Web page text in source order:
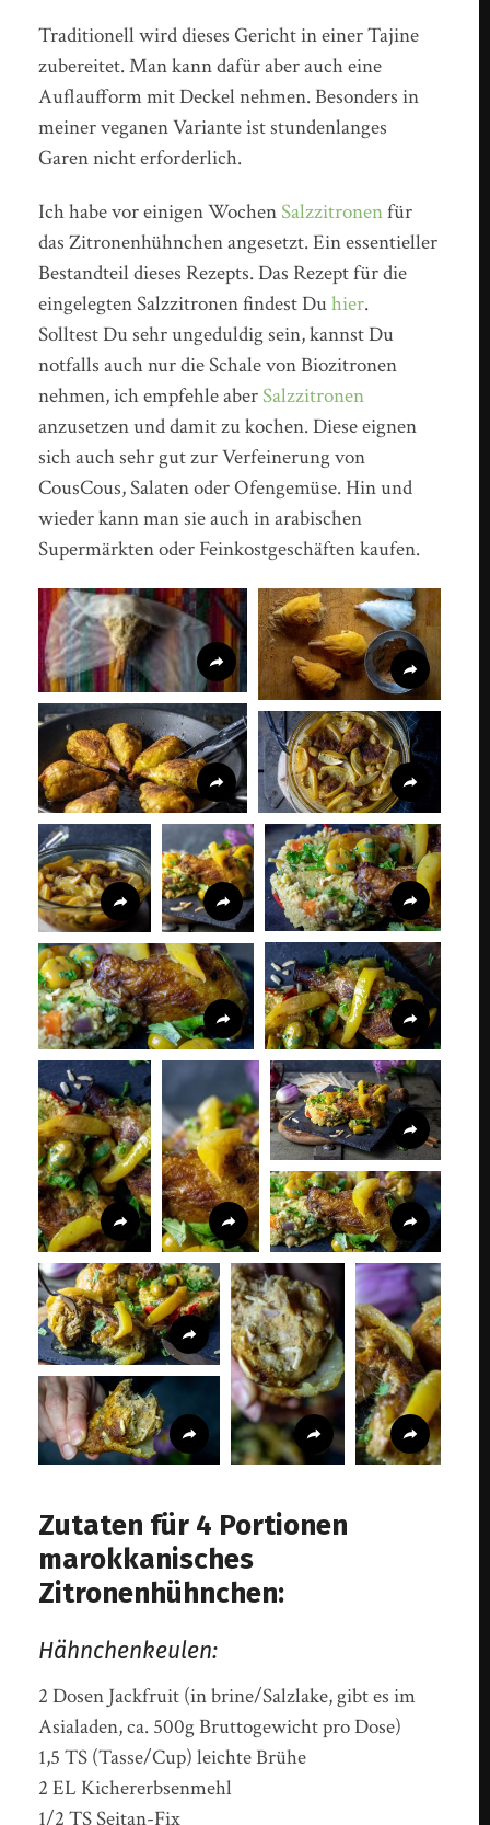
Traditionell wird dieses Gericht in einer Tajine
zubereitet. Man kann dafür aber auch eine
Auflaufform mit Deckel nehmen. Besonders in
meiner veganen Variante ist stundenlanges
Garen nicht erforderlich.
Ich habe vor einigen Wochen Salzzitronenfür
das Zitronenhühnchen angesetzt. Ein essentieller
Bestandteil dieses Rezepts. Das Rezept für die
eingelegten Salzzitronen findest Duhier.
Solltest Du sehr ungeduldig sein, kannst Du
notfalls auch nur die Schale von Biozitronen
nehmen, ich empfehle aber Salzzitronen
anzusetzen und damit zu kochen. Diese eignen
sich auch sehr gut zur Verfeinerung von
CousCous, Salaten oder Ofengemüse. Hin und
wieder kann man sie auch in arabischen
Supermärkten oder Feinkostgeschäften kaufen.
Zutaten für 4 Portionen
marokkanisches
Zitronenhühnchen:
Hähnchenkeulen:
2 Dosen Jackfruit (in brine/Salzlake, gibt es im
Asialaden, ca. 500g Bruttogewicht pro Dose)
1,5 TS (Tasse/Cup) leichte Brühe
2 EL Kichererbsenmehl
1/2 TS Seitan-Fix